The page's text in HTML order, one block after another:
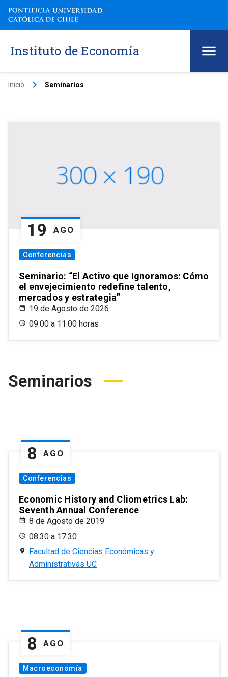
Instituto de Economía
Inicio keyboard_arrow_right Seminarios
19 AGO
Conferencias
Seminario: “El Activo que Ignoramos: Cómo
el envejecimiento redefine talento,
mercados y estrategia”
19 de Agosto de 2026
09:00 a 11:00 horas
Seminarios
8 AGO
Conferencias
Economic History and Cliometrics Lab:
Seventh Annual Conference
8 de Agosto de 2019
08:30 a 17:30
Facultad de Ciencias Económicas y
Administrativas UC
8 AGO
Macroeconomía